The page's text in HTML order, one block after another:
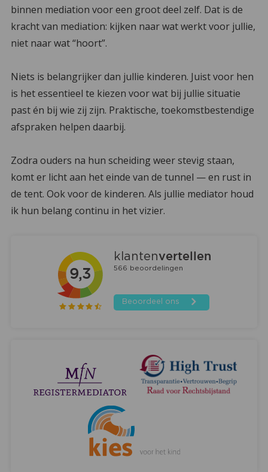
binnen mediation voor een groot deel zelf. Dat is de
kracht van mediation: kijken naar wat werkt voor jullie,
niet naar wat “hoort”.
Niets is belangrijker dan jullie kinderen. Juist voor hen
is het essentieel te kiezen voor wat bij jullie situatie
past én bij wie zij zijn. Praktische, toekomstbestendige
afspraken helpen daarbij.
Zodra ouders na hun scheiding weer stevig staan,
komt er licht aan het einde van de tunnel — en rust in
de tent. Ook voor de kinderen. Als jullie mediator houd
ik hun belang continu in het vizier.